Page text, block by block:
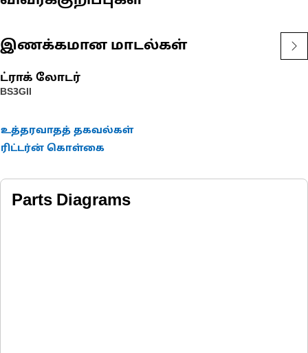
இணக்கமான மாடல்கள்
ட்ராக் லோடர்
BS3GII
உத்தரவாதத் தகவல்கள்
ரிட்டர்ன் கொள்கை
Parts Diagrams